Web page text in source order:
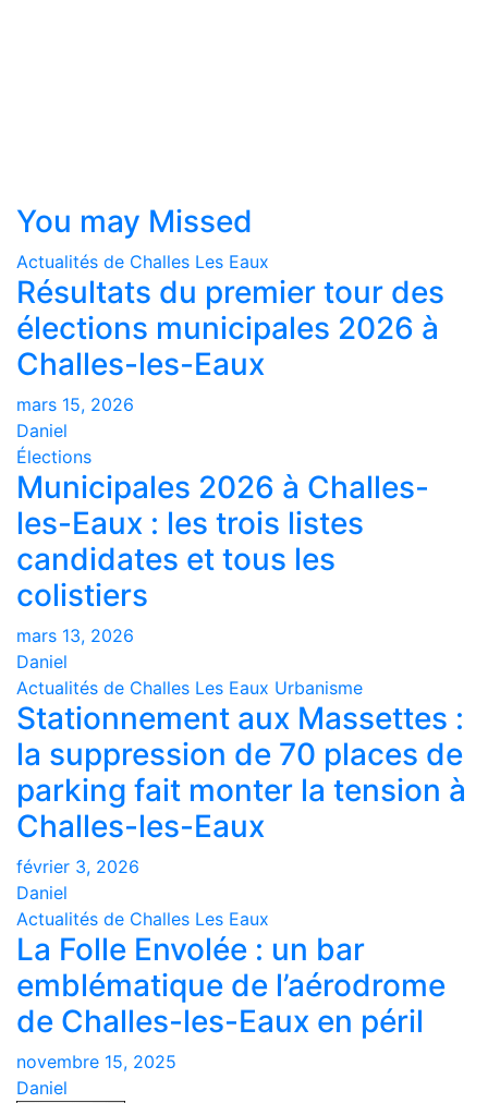
You may Missed
Actualités de Challes Les Eaux
Résultats du premier tour des
élections municipales 2026 à
Challes-les-Eaux
mars 15, 2026
Daniel
Élections
Municipales 2026 à Challes-
les-Eaux : les trois listes
candidates et tous les
colistiers
mars 13, 2026
Daniel
Actualités de Challes Les Eaux Urbanisme
Stationnement aux Massettes :
la suppression de 70 places de
parking fait monter la tension à
Challes-les-Eaux
février 3, 2026
Daniel
Actualités de Challes Les Eaux
La Folle Envolée : un bar
emblématique de l’aérodrome
de Challes-les-Eaux en péril
novembre 15, 2025
Daniel